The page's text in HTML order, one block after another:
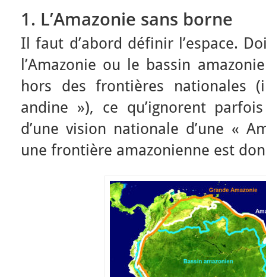
1. L’Amazonie sans borne
Il faut d’abord définir l’espace.
l’Amazonie ou le bassin
hors des frontières nationales
andine »), ce qu’ignorent
d’une vision nationale d’une «
une frontière amazonienne est